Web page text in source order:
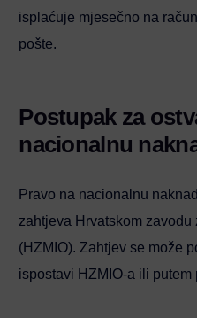
isplaćuje mjesečno na
pošte.
Postupak za
nacionalnu
Pravo na nacionalnu
zahtjeva Hrvatskom
(HZMIO). Zahtjev se može
ispostavi HZMIO-a ili putem